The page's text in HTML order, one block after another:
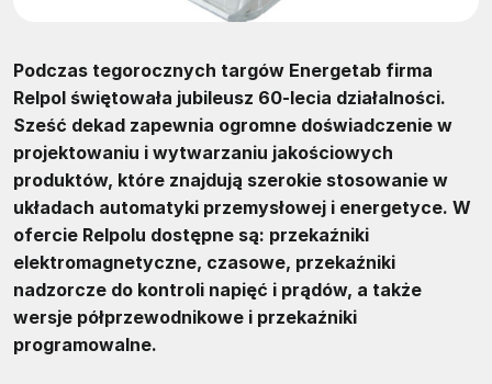
Podczas tegorocznych targów Energetab firma
Relpol świętowała jubileusz 60-lecia działalności.
Sześć dekad zapewnia ogromne doświadczenie w
projektowaniu i wytwarzaniu jakościowych
produktów, które znajdują szerokie stosowanie w
układach automatyki przemysłowej i energetyce. W
ofercie Relpolu dostępne są: przekaźniki
elektromagnetyczne, czasowe, przekaźniki
nadzorcze do kontroli napięć i prądów, a także
wersje półprzewodnikowe i przekaźniki
programowalne.